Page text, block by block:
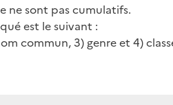
ne sont pas cumulatifs.
est le suivant :
commun, 3) genre et 4)